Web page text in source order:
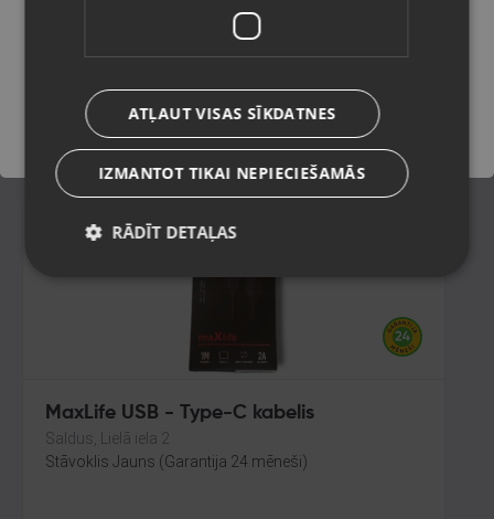
Stāvoklis Jauns (Garantija 24 mēneši)
€
MaxLife USB - Type-C kabelis
Saldus, Lielā iela 2
Stāvoklis Jauns (Garantija 24 mēneši)
Saglabāt
ATĻAUT VISAS SĪKDATNES
IZMANTOT TIKAI NEPIECIEŠAMĀS
RĀDĪT DETAĻAS